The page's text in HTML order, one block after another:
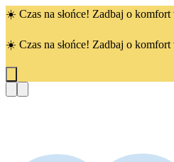
☀️ Czas na słońce! Zadbaj o
☀️ Czas na słońce! Zadbaj o